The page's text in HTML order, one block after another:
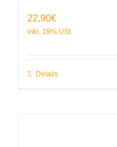
22,90€
Details